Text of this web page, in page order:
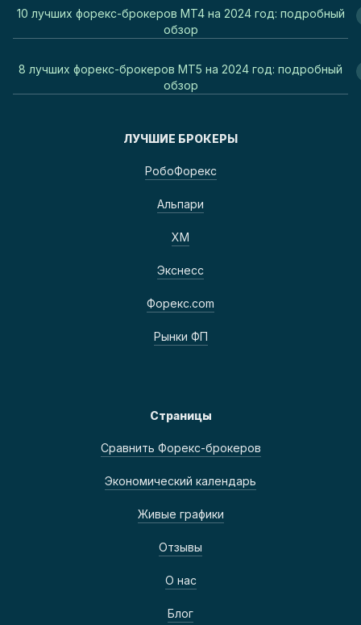
10 лучших форекс-брокеров MT4 на 2024 год: подробный
обзор
8 лучших форекс-брокеров MT5 на 2024 год: подробный
обзор
ЛУЧШИЕ БРОКЕРЫ
РобоФорекс
Альпари
ХМ
Экснесс
Форекс.com
Рынки ФП
Страницы
Сравнить Форекс-брокеров
Экономический календарь
Живые графики
Отзывы
О нас
Блог